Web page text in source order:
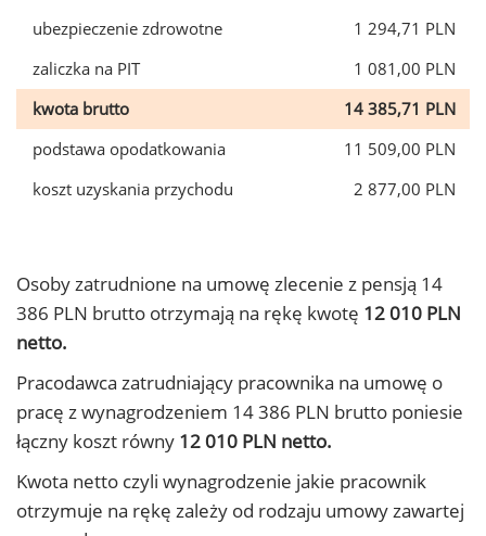
ubezpieczenie zdrowotne
1 294,71 PLN
zaliczka na PIT
1 081,00 PLN
kwota brutto
14 385,71 PLN
podstawa opodatkowania
11 509,00 PLN
koszt uzyskania przychodu
2 877,00 PLN
Osoby zatrudnione na umowę zlecenie z pensją 14
386 PLN brutto otrzymają na rękę kwotę 12 010 PLN
netto.
Pracodawca zatrudniający pracownika na umowę o
pracę z wynagrodzeniem 14 386 PLN brutto poniesie
łączny koszt równy 12 010 PLN netto.
Kwota netto czyli wynagrodzenie jakie pracownik
otrzymuje na rękę zależy od rodzaju umowy zawartej